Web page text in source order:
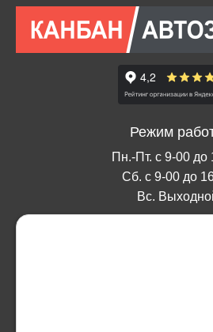
Режим
Пн.-Пт. с 9-00 до
Сб. с 9-00 до
Вс.